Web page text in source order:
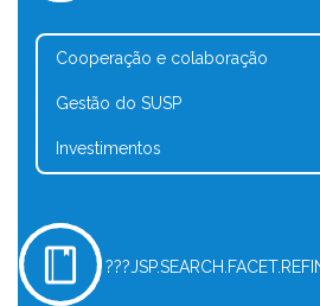
Cooperação e colaboração
Gestão do SUSP
Investimentos